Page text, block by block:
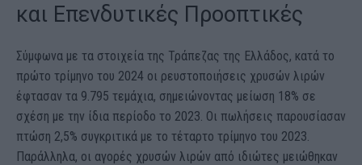
και Επενδυτικές Προοπτικές
Σύμφωνα με τα στοιχεία της Τράπεζας της Ελλάδος, κατά το
πρώτο τρίμηνο του 2024 οι ρευστοποιήσεις χρυσών λιρών
έφτασαν τα 9.795 τεμάχια, σημειώνοντας μείωση 18% σε
σχέση με την ίδια περίοδο το 2023. Οι πωλήσεις παρουσίασαν
πτώση 2,5% συγκριτικά με το τέταρτο τρίμηνο του 2023.
Παράλληλα, οι αγορές χρυσών λιρών από ιδιώτες μειώθηκαν